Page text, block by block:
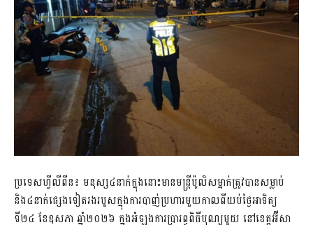
ប្រទេសហ្វីលីពីន៖ មនុស្ស៤នាក់ក្នុងនោះមានមន្ត្រីប៉ូលិសម្នាក់ត្រូវបានសម្លាប់
និង៤នាក់ផ្សេងទៀតរងរបួសក្នុងការបាញ់ប្រហារមួយកាលពីយប់ថ្ងៃអាទិត្យ
ទី២៤ ខែឧសភា ឆ្នាំ២០២៦ ក្នុងអំឡុងការប្រារព្ធពិធីបុណ្យមួយ នៅខេត្តអ៊ីសា